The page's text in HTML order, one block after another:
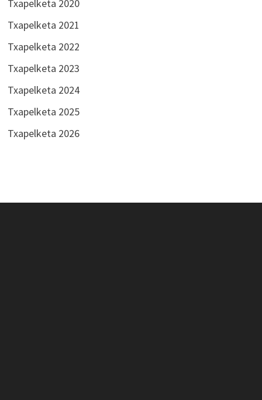
Txapelketa 2020
Txapelketa 2021
Txapelketa 2022
Txapelketa 2023
Txapelketa 2024
Txapelketa 2025
Txapelketa 2026